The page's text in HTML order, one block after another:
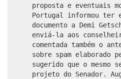
proposta e eventuais
Portugal informou ter
documento a Demi
enviá-la aos
comentada também o
sobre spam elaborado
sugerido que o mesmo
projeto do Senador.